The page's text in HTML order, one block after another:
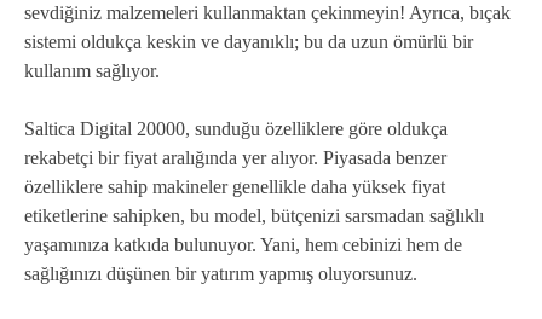
sevdiğiniz malzemeleri kullanmaktan çekinmeyin! Ayrıca, bıçak
sistemi oldukça keskin ve dayanıklı; bu da uzun ömürlü bir
kullanım sağlıyor.
Saltica Digital 20000, sunduğu özelliklere göre oldukça
rekabetçi bir fiyat aralığında yer alıyor. Piyasada benzer
özelliklere sahip makineler genellikle daha yüksek fiyat
etiketlerine sahipken, bu model, bütçenizi sarsmadan sağlıklı
yaşamınıza katkıda bulunuyor. Yani, hem cebinizi hem de
sağlığınızı düşünen bir yatırım yapmış oluyorsunuz.